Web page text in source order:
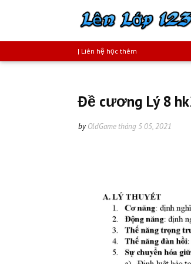
| Liên hệ học thêm
Đề cương Lý 8
by OldGame tháng 5 05, 2021